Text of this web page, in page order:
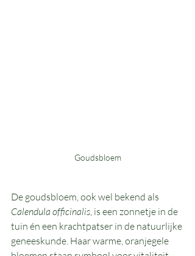
Goudsbloem
De goudsbloem, ook wel bekend als
Calendula officinalis, is een zonnetje in de
tuin én een krachtpatser in de natuurlijke
geneeskunde. Haar warme, oranjegele